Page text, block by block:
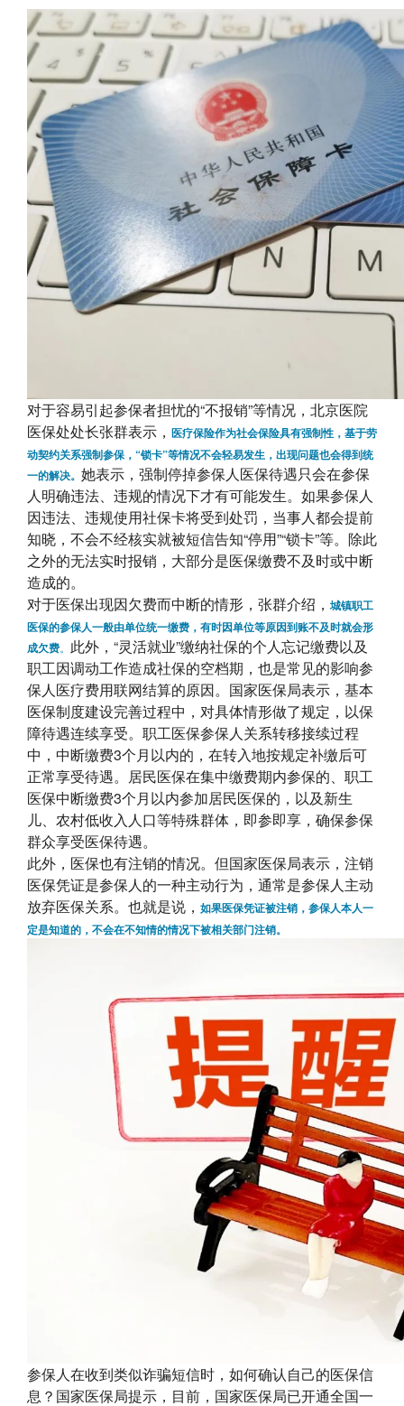
对于容易引起参保者担忧的“不报销”等情况，北京医院
医保处处长张群表示， 医疗保险作为社会保险具有强制性，基于劳
动契约关系强制参保，“锁卡”等情况不会轻易发生，出现问题也会得到统
一的解决。 她表示，强制停掉参保人医保待遇只会在参保
人明确违法、违规的情况下才有可能发生。如果参保人
因违法、违规使用社保卡将受到处罚，当事人都会提前
知晓，不会不经核实就被短信告知“停用”“锁卡”等。除此
之外的无法实时报销，大部分是医保缴费不及时或中断
造成的。
对于医保出现因欠费而中断的情形，张群介绍， 城镇职工
医保的参保人一般由单位统一缴费，有时因单位等原因到账不及时就会形
成欠费。 此外，“灵活就业”缴纳社保的个人忘记缴费以及
职工因调动工作造成社保的空档期，也是常见的影响参
保人医疗费用联网结算的原因。国家医保局表示，基本
医保制度建设完善过程中，对具体情形做了规定，以保
障待遇连续享受。职工医保参保人关系转移接续过程
中，中断缴费3个月以内的，在转入地按规定补缴后可
正常享受待遇。居民医保在集中缴费期内参保的、职工
医保中断缴费3个月以内参加居民医保的，以及新生
儿、农村低收入人口等特殊群体，即参即享，确保参保
群众享受医保待遇。
此外，医保也有注销的情况。但国家医保局表示，注销
医保凭证是参保人的一种主动行为，通常是参保人主动
放弃医保关系。也就是说， 如果医保凭证被注销，参保人本人一
定是知道的，不会在不知情的情况下被相关部门注销。
参保人在收到类似诈骗短信时，如何确认自己的医保信
息？国家医保局提示，目前，国家医保局已开通全国一